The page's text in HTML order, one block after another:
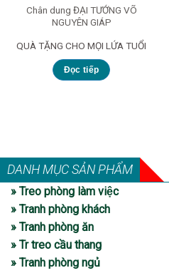
Chân dung ĐẠI TƯỚNG VÕ
NGUYÊN GIÁP
QUÀ TẶNG CHO MỌI LỨA TUỔI
Đọc tiếp
DANH MỤC SẢN PHẨM
» Treo phòng làm việc
» Tranh phòng khách
» Tranh phòng ăn
» Tr treo cầu thang
» Tranh phòng ngủ